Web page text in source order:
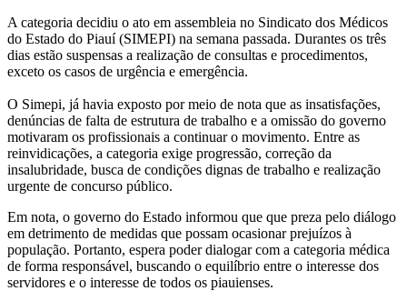
A categoria decidiu o ato em assembleia no Sindicato dos Médicos
do Estado do Piauí (SIMEPI) na semana passada. Durantes os três
dias estão suspensas a realização de consultas e procedimentos,
exceto os casos de urgência e emergência.
O Simepi, já havia exposto por meio de nota que as insatisfações,
denúncias de falta de estrutura de trabalho e a omissão do governo
motivaram os profissionais a continuar o movimento. Entre as
reinvidicações, a categoria exige progressão, correção da
insalubridade, busca de condições dignas de trabalho e realização
urgente de concurso público.
Em nota, o governo do Estado informou que que preza pelo diálogo
em detrimento de medidas que possam ocasionar prejuízos à
população. Portanto, espera poder dialogar com a categoria médica
de forma responsável, buscando o equilíbrio entre o interesse dos
servidores e o interesse de todos os piauienses.